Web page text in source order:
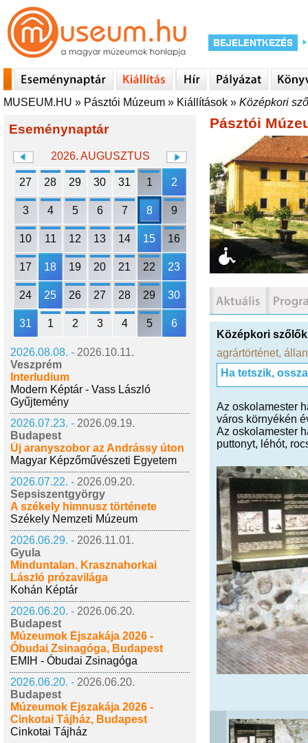
MUSEUM.HU » Pásztói Múzeum » Kiállítások » Középkori
Eseménynaptár
2026. AUGUSZTUS
27 28 29 30 31 1 2
3 4 5 6 7 8 9
10 11 12 13 14 15 16
17 18 19 20 21 22 23
24 25 26 27 28 29 30
31 1 2 3 4 5 6
2026.08.08. - 2026.10.11.
Veszprém
Interludium
Modern Képtár - Vass László
Gyűjtemény
2026.07.23. - 2026.09.19.
Budapest
Új aranyszobor az Andrássy úton
Magyar Képzőművészeti Egyetem
2026.07.22. - 2026.09.20.
Sepsiszentgyörgy
A székely himnusz története
Székely Nemzeti Múzeum
2026.06.29. - 2026.11.01.
Gyula
Minduntalan. Krasznahorkai
László prózavilága
Kohán Képtár
2026.06.20. - 2026.06.20.
Budapest
Múzeumok Éjszakája 2026 -
Óbudai Zsinagóga, Budapest
EMIH - Óbudai Zsinagóga
2026.06.20. - 2026.06.20.
Budapest
Múzeumok Éjszakája 2026 -
Cinkotai Tájház, Budapest
Cinkotai Tájház
Pásztói
Középkori
agrártörténet,
Ha tetszik,
Az oskolamester
város környékén
Az oskolamester
puttonyt, léhót,